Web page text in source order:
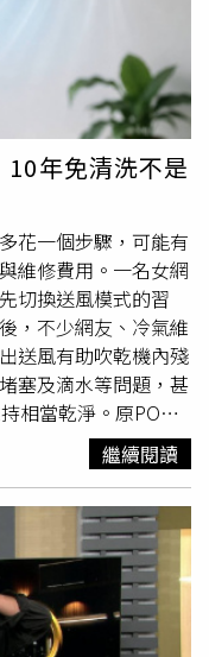
手術，搶在壞死組織
定生命徵象。張翁度
面臨截肢危機。醫療
創、人工真皮移植與
保留其左手功能。張
向醫護人員致謝。對
後，脊髓反射機制仍
咬合力與毒腺注射功
幸遭毒蛇咬傷，應保
醫，切忌自行用嘴吸
速毒液擴散。
年免清洗不是
花一個步驟，可能有
維修費用。一名女網
切換送風模式的習
，不少網友、冷氣維
送風有助吹乾機內殘
塞及滴水等問題，甚
相當乾淨。原PO在
聽來「關冷氣前先開
都會先切換送風模
氣前開送風，真的對
烈討論，許多網友紛
能協助吹乾冷氣內部
。有人指出，現在不
、防黴或自動乾燥功
平時仍會手動切換送
繼續閱讀